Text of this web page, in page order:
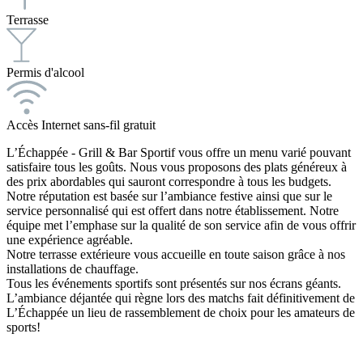
Terrasse
Permis d'alcool
Accès Internet sans-fil gratuit
L’Échappée - Grill & Bar Sportif vous offre un menu varié pouvant
satisfaire tous les goûts. Nous vous proposons des plats généreux à
des prix abordables qui sauront correspondre à tous les budgets.
Notre réputation est basée sur l’ambiance festive ainsi que sur le
service personnalisé qui est offert dans notre établissement. Notre
équipe met l’emphase sur la qualité de son service afin de vous offrir
une expérience agréable.
Notre terrasse extérieure vous accueille en toute saison grâce à nos
installations de chauffage.
Tous les événements sportifs sont présentés sur nos écrans géants.
L’ambiance déjantée qui règne lors des matchs fait définitivement de
L’Échappée un lieu de rassemblement de choix pour les amateurs de
sports!